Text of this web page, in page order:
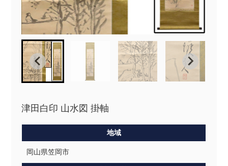
津田白印 山水図 掛軸
地域
岡山県笠岡市